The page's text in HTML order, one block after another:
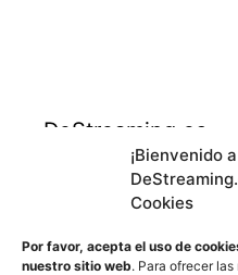
¡Bienvenido a
Cookies
Por favor, acepta el uso de
nuestro sitio web. Para ofrecer
DeStreaming.es
En calidad de
cumplen los